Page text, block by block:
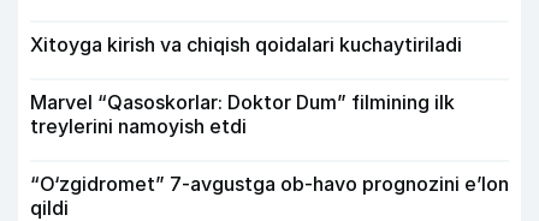
Xitoyga kirish va chiqish qoidalari kuchaytiriladi
Marvel “Qasoskorlar: Doktor Dum” filmining ilk
treylerini namoyish etdi
“O‘zgidromet” 7-avgustga ob-havo prognozini e’lon
qildi